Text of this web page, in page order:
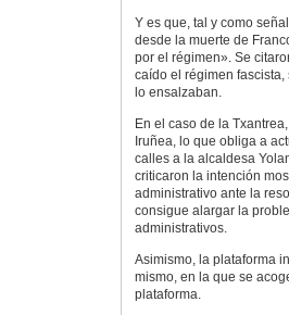
Y es que, tal y como
desde la muerte de
por el régimen». Se
caído el régimen
lo ensalzaban.
En el caso de la
Iruñea, lo que obliga a
calles a la alcaldesa
criticaron la intención
administrativo ante la
consigue alargar la
administrativos.
Asimismo, la plataforma
mismo, en la que se
plataforma.